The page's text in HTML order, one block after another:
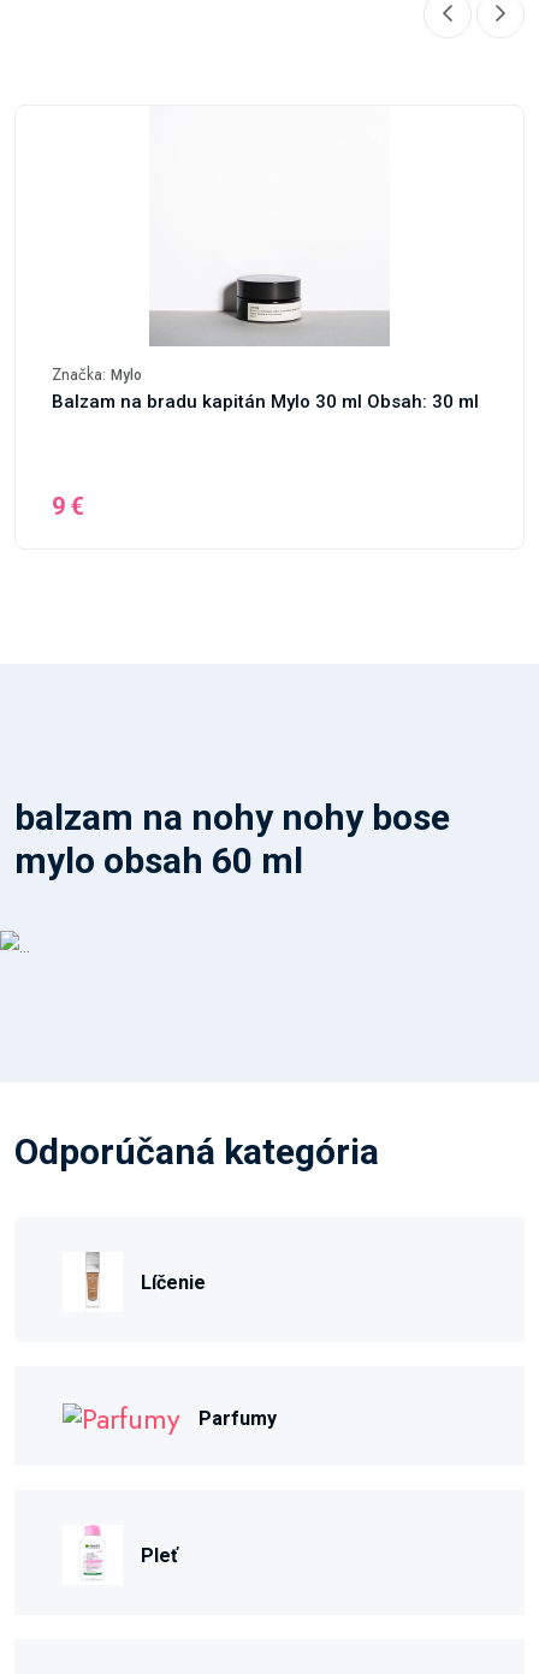
Značka: Mylo
Balzam na bradu kapitán Mylo 30 ml Obsah: 30 ml
9 €
balzam na nohy nohy bose
mylo obsah 60 ml
Odporúčaná kategória
Líčenie
Parfumy
Pleť